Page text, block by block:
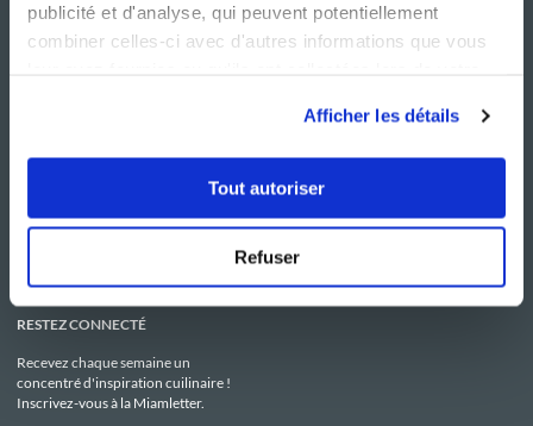
publicité et d'analyse, qui peuvent potentiellement
combiner celles-ci avec d'autres informations que vous
Afficher les détails
Tout autoriser
Refuser
Le Mag'
Boutique
C.G.U
Politique de confidentialité
Utilisation des Cookies
RESTEZ CONNECTÉ
Recevez chaque semaine un
concentré d'inspiration cuilinaire !
Inscrivez-vous à la Miamletter.